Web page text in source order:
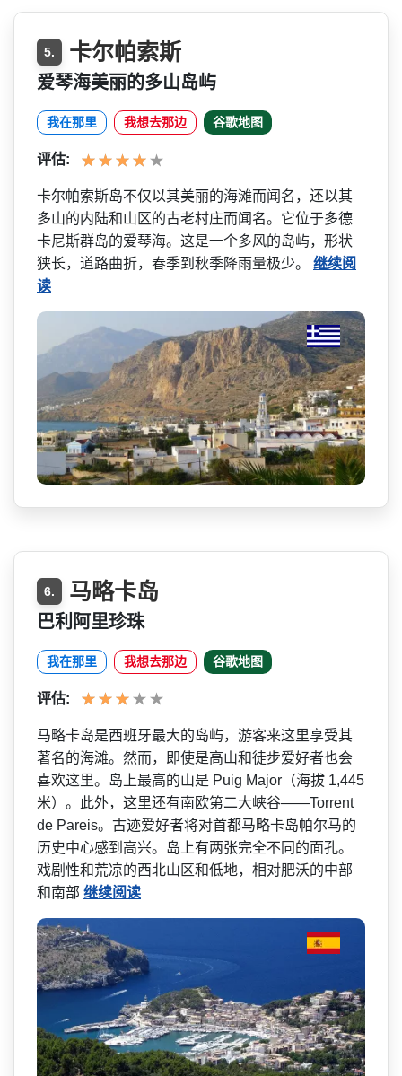
5. 卡尔帕索斯
爱琴海美丽的多山岛屿
我在那里 我想去那边 谷歌地图
评估:
卡尔帕索斯岛不仅以其美丽的­海滩而闻名，还以其
多山的内陆和山区的古老村庄而闻­名。它位于多德
卡尼斯群岛的爱琴海。这是一个多风的­岛屿，形状
狭长，道路曲折，春季到秋季降雨量极少。 继续阅
读
6. 马略卡岛
巴利阿里珍珠
我在那里 我想去那边 谷歌地图
评估:
马略卡岛是西班牙最大的岛屿­，游客来这里享受其
著名的海滩。然而，即使是高山和­徒步爱好者也会
喜欢这里。岛上最高的山是 Puig Major（海拔 1,445
米）。此外，这里还有南欧第二大峡谷——Torrent
de Pareis。古迹爱好者将对首都­马略卡岛帕尔马的
历史中心感到高兴。岛上有两张完全­不同的面孔。
戏剧性和荒凉的西北山区和低地，相对肥­沃的中部
和南部 继续阅读